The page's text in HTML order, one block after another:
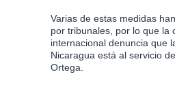
Varias de estas medidas
por tribunales, por lo que la
internacional denuncia que
Nicaragua está al servicio
Ortega.